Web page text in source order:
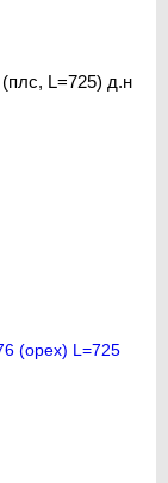
L=725) д.н